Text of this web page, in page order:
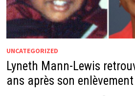
UNCATEGORIZED
Lyneth Mann-Lewis
ans après son